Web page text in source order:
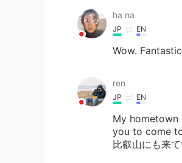
ha na
JP EN
Wow. Fantastic
ren
JP EN
My hometown
you to come
比叡山にも来